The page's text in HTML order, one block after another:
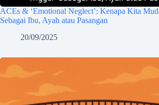
ACEs & ‘Emotional Neglect’: Kenapa Kita
Sebagai Ibu, Ayah atau Pasangan
20/09/2025